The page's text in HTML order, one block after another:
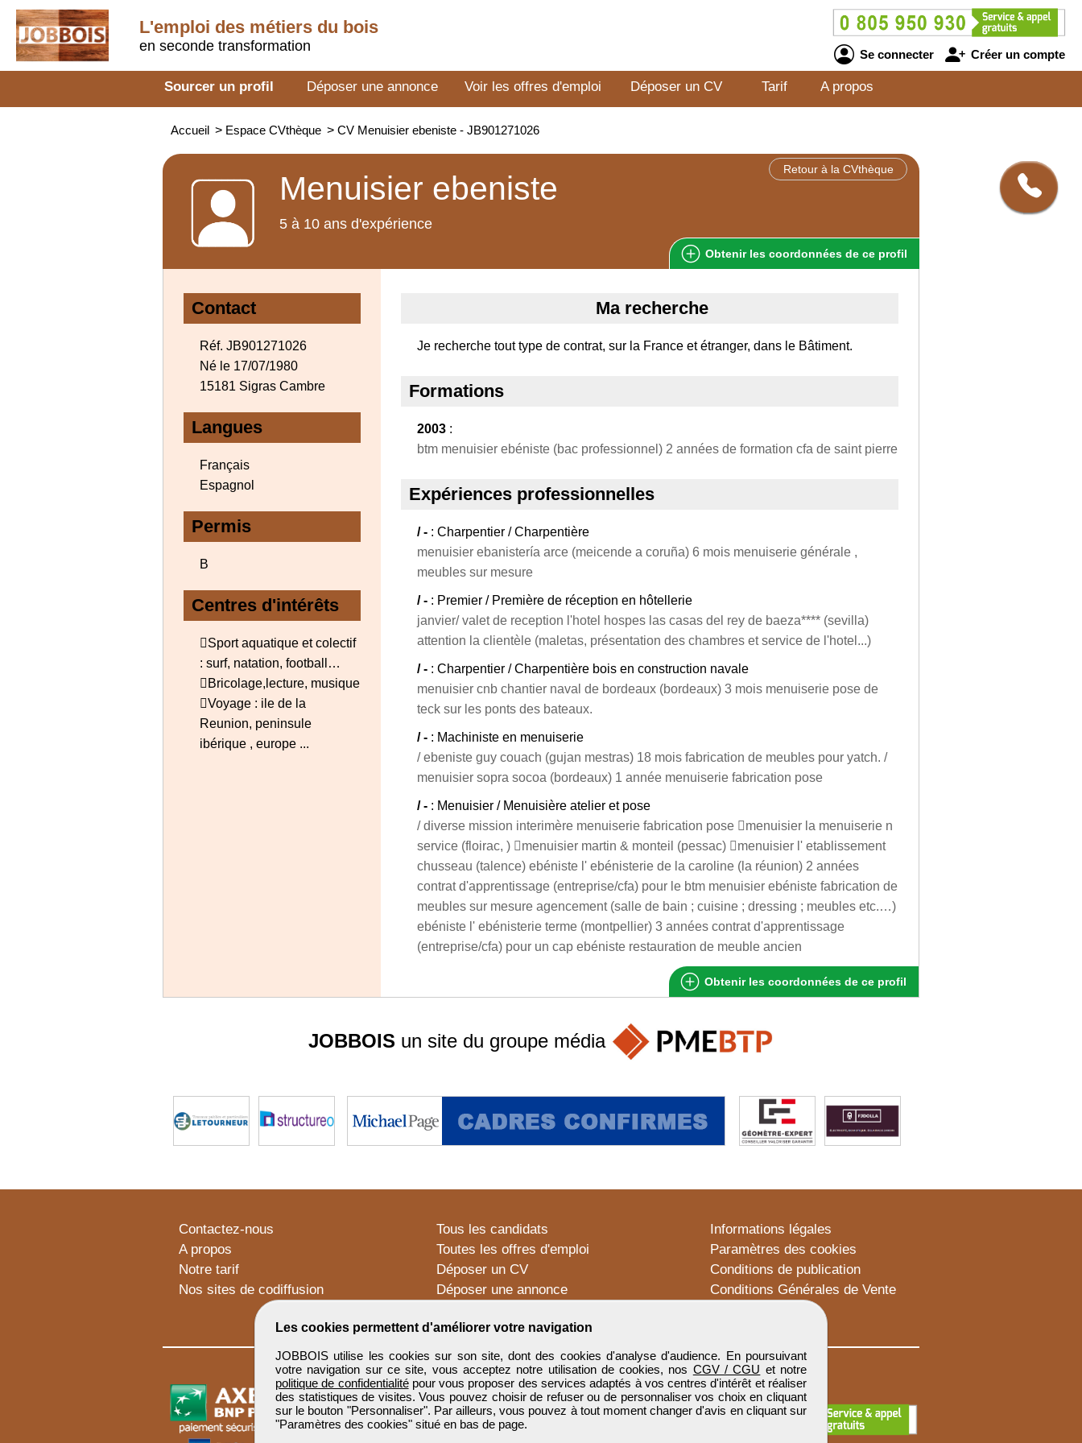
L'emploi des métiers du bois
en seconde transformation
Se connecter Créer un compte
Sourcer un profil Déposer une annonce Voir les offres d'emploi Déposer un CV Tarif A propos
Accueil > Espace CVthèque > CV Menuisier ebeniste - JB901271026
Retour à la CVthèque
Menuisier ebeniste
5 à 10 ans d'expérience
Obtenir les coordonnées de ce profil
Contact
Réf. JB901271026
Né le 17/07/1980
15181 Sigras Cambre
Langues
Français
Espagnol
Permis
B
Centres d'intérêts
Sport aquatique et colectif
: surf, natation, football…
Bricolage,lecture, musique
Voyage : ile de la
Reunion, peninsule
ibérique , europe ...
Ma recherche
Je recherche tout type de contrat, sur la France et étranger, dans le Bâtiment.
Formations
2003 :
btm menuisier ebéniste (bac professionnel) 2 années de formation cfa de saint pierre
Expériences professionnelles
/ - : Charpentier / Charpentière
menuisier ebanistería arce (meicende a coruña) 6 mois menuiserie générale ,
meubles sur mesure
/ - : Premier / Première de réception en hôtellerie
janvier/ valet de reception l'hotel hospes las casas del rey de baeza**** (sevilla)
attention la clientèle (maletas, présentation des chambres et service de l'hotel...)
/ - : Charpentier / Charpentière bois en construction navale
menuisier cnb chantier naval de bordeaux (bordeaux) 3 mois menuiserie pose de
teck sur les ponts des bateaux.
/ - : Machiniste en menuiserie
/ ebeniste guy couach (gujan mestras) 18 mois fabrication de meubles pour yatch. /
menuisier sopra socoa (bordeaux) 1 année menuiserie fabrication pose
/ - : Menuisier / Menuisière atelier et pose
/ diverse mission interimère menuiserie fabrication pose menuisier la menuiserie n
service (floirac, ) menuisier martin & monteil (pessac) menuisier l' etablissement
chusseau (talence) ebéniste l' ebénisterie de la caroline (la réunion) 2 années
contrat d'apprentissage (entreprise/cfa) pour le btm menuisier ebéniste fabrication de
meubles sur mesure agencement (salle de bain ; cuisine ; dressing ; meubles etc.…)
ebéniste l' ebénisterie terme (montpellier) 3 années contrat d'apprentissage
(entreprise/cfa) pour un cap ebéniste restauration de meuble ancien
Obtenir les coordonnées de ce profil
Les cookies permettent d'améliorer votre navigation
JOBBOIS utilise les cookies sur son site, dont des cookies d'analyse d'audience. En poursuivant
votre navigation sur ce site, vous acceptez notre utilisation de cookies, nos CGV / CGU et notre
politique de confidentialitépour vous proposer des services adaptés à vos centres d'intérêt et réaliser
des statistiques de visites. Vous pouvez choisir de refuser ou de personnaliser vos choix en cliquant
sur le bouton "Personnaliser". Par ailleurs, vous pouvez à tout moment changer d'avis en cliquant sur
"Paramètres des cookies" situé en bas de page.
JOBBOIS un site du groupe média
Contactez-nous
A propos
Notre tarif
Nos sites de codiffusion
Tous les candidats
Toutes les offres d'emploi
Déposer un CV
Déposer une annonce
Informations légales
Paramètres des cookies
Conditions de publication
Conditions Générales de Vente